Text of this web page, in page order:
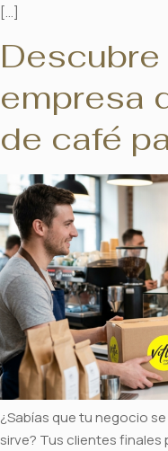
[…]
empresa
de café
¿Sabías que tu negocio
sirve? Tus clientes